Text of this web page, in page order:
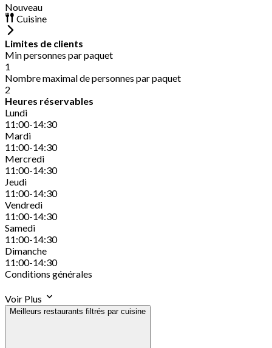
Nouveau
Cuisine
Limites de clients
Min personnes par paquet
1
Nombre maximal de personnes par paquet
2
Heures réservables
Lundi
11:00-14:30
Mardi
11:00-14:30
Mercredi
11:00-14:30
Jeudi
11:00-14:30
Vendredi
11:00-14:30
Samedi
11:00-14:30
Dimanche
11:00-14:30
Conditions générales
Voir Plus
Meilleurs restaurants filtrés par cuisine